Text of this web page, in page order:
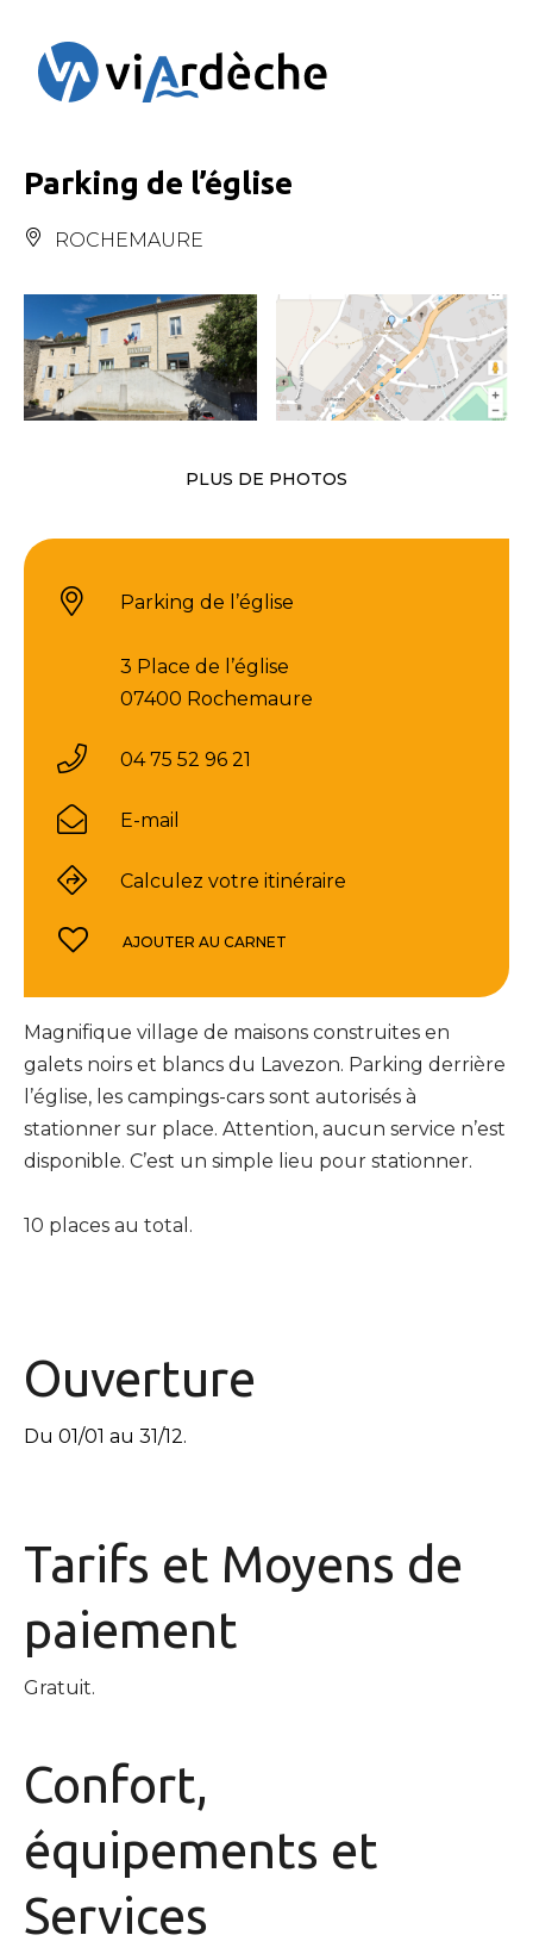
Parking de l’église
ROCHEMAURE
PLUS DE PHOTOS
Magnifique village de maisons construites en
galets noirs et blancs du Lavezon. Parking derrière
l’église, les campings-cars sont autorisés à
stationner sur place. Attention, aucun service n’est
disponible. C’est un simple lieu pour stationner.
10 places au total.
Ouverture
Du 01/01 au 31/12.
Tarifs et Moyens de
paiement
Gratuit.
Confort,
équipements et
Services
Parking de l’église
3 Place de l’église
07400 Rochemaure
04 75 52 96 21
E-mail
Calculez votre itinéraire
AJOUTER AU CARNET